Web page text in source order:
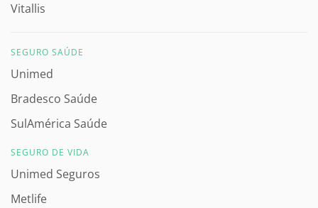
Vitallis
SEGURO SAÚDE
Unimed
Bradesco Saúde
SulAmérica Saúde
SEGURO DE VIDA
Unimed Seguros
Metlife